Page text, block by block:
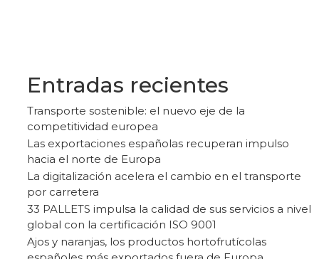
Entradas recientes
Transporte sostenible: el nuevo eje de la
competitividad europea
Las exportaciones españolas recuperan impulso
hacia el norte de Europa
La digitalización acelera el cambio en el transporte
por carretera
33 PALLETS impulsa la calidad de sus servicios a nivel
global con la certificación ISO 9001
Ajos y naranjas, los productos hortofrutícolas